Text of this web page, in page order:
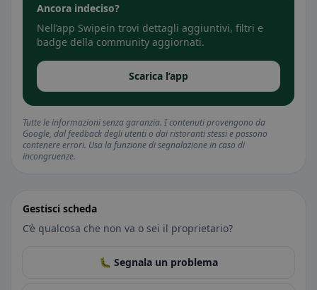
Ancora indeciso?
Nell’app Swipein trovi dettagli aggiuntivi, filtri e
badge della community aggiornati.
Scarica l’app
Tutte le informazioni senza garanzia. I contenuti provengono da
Google, dal feedback degli utenti o dai ristoranti stessi e possono
contenere errori. Usa la funzione di segnalazione in caso di
incongruenze.
Gestisci scheda
C’è qualcosa che non va o sei il proprietario?
🐛 Segnala un problema